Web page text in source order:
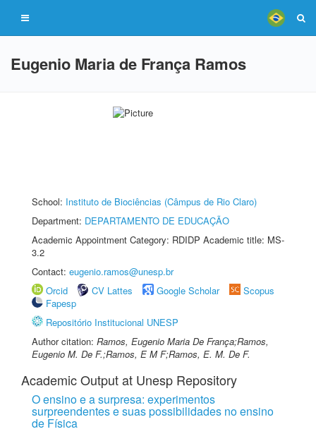
Eugenio Maria de França Ramos
School: Instituto de Biociências (Câmpus de Rio Claro)
Department: DEPARTAMENTO DE EDUCAÇÃO
Academic Appointment Category: RDIDP Academic title: MS-
3.2
Contact: eugenio.ramos@unesp.br
Orcid
CV Lattes Google Scholar
Scopus
Fapesp
Repositório Institucional UNESP
Author citation: Ramos, Eugenio Maria De França;Ramos,
Eugenio M. De F.;Ramos, E M F;Ramos, E. M. De F.
Academic Output at Unesp Repository
O ensino e a surpresa: experimentos
surpreendentes e suas possibilidades no ensino
de Física